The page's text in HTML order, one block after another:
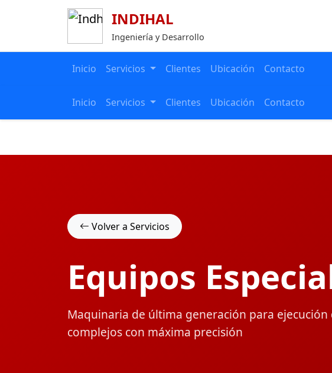
INDIHAL
Ingeniería y Desarrollo
Inicio Servicios Clientes Ubicación Contacto
Inicio Servicios Clientes Ubicación Contacto
Volver a Servicios
Equipos
Maquinaria de última generación para ejecución
complejos con máxima precisión